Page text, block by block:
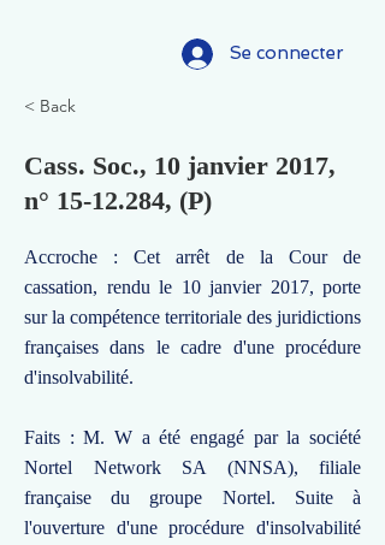
Se connecter
< Back
Cass. Soc., 10 janvier 2017,
n° 15-12.284, (P)
Accroche : Cet arrêt de la Cour de
cassation, rendu le 10 janvier 2017, porte
sur la compétence territoriale des juridictions
françaises dans le cadre d'une procédure
d'insolvabilité.
Faits : M. W a été engagé par la société
Nortel Network SA (NNSA), filiale
française du groupe Nortel. Suite à
l'ouverture d'une procédure d'insolvabilité